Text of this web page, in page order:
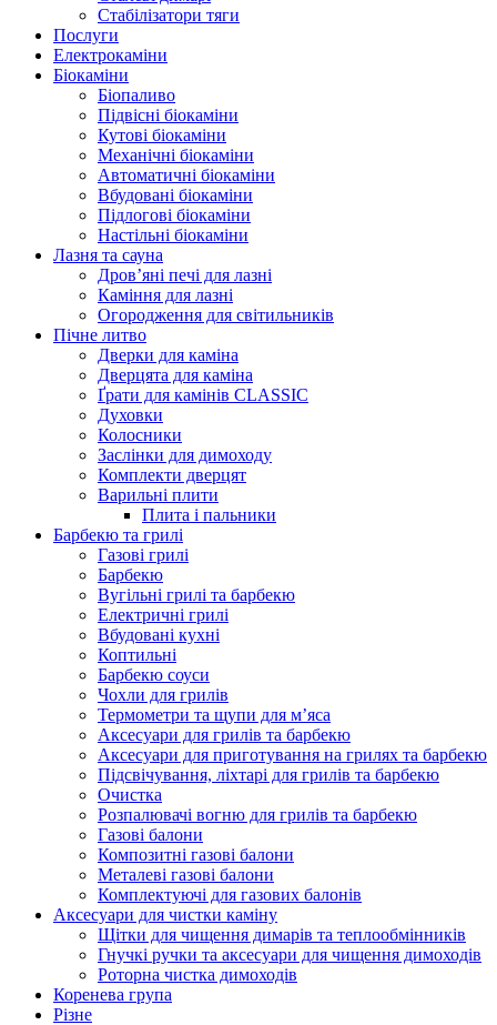
Стабілізатори тяги
Послуги
Електрокаміни
Біокаміни
Біопаливо
Підвісні біокаміни
Кутові біокаміни
Механічні біокаміни
Автоматичні біокаміни
Вбудовані біокаміни
Підлогові біокаміни
Настільні біокаміни
Лазня та сауна
Дров’яні печі для лазні
Каміння для лазні
Огородження для світильників
Пічне литво
Дверки для каміна
Дверцята для каміна
Ґрати для камінів CLASSIC
Духовки
Колосники
Заслінки для димоходу
Комплекти дверцят
Варильні плити
Плита і пальники
Барбекю та грилі
Газові грилі
Барбекю
Вугільні грилі та барбекю
Електричні грилі
Вбудовані кухні
Коптильні
Барбекю соуси
Чохли для грилів
Термометри та щупи для м’яса
Аксесуари для грилів та барбекю
Аксесуари для приготування на грилях та барбекю
Підсвічування, ліхтарі для грилів та барбекю
Очистка
Розпалювачі вогню для грилів та барбекю
Газові балони
Композитні газові балони
Металеві газові балони
Комплектуючі для газових балонів
Аксесуари для чистки каміну
Щітки для чищення димарів та теплообмінників
Гнучкі ручки та аксесуари для чищення димоходів
Роторна чистка димоходів
Коренева група
Різне